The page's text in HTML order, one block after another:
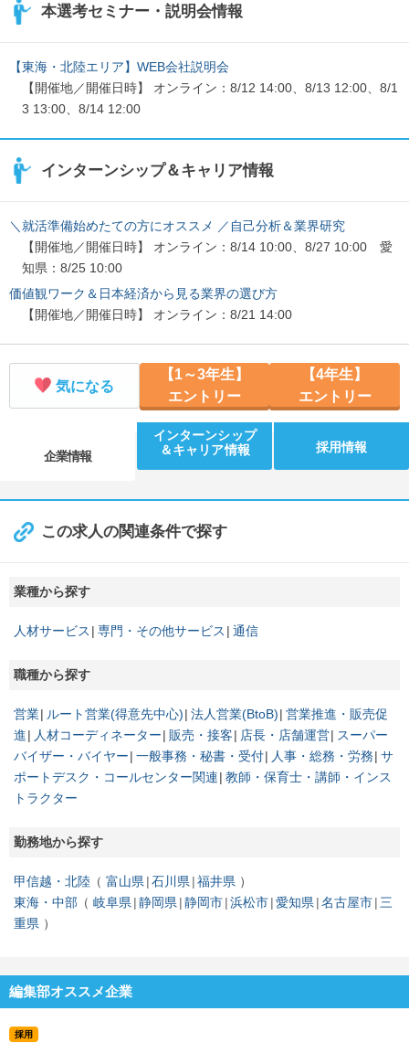
本選考セミナー・説明会情報
【東海・北陸エリア】WEB会社説明会
【開催地／開催日時】 オンライン：8/12 14:00、8/13 12:00、8/1
3 13:00、8/14 12:00
インターンシップ＆キャリア情報
＼就活準備始めたての方にオススメ ／自己分析＆業界研究
【開催地／開催日時】 オンライン：8/14 10:00、8/27 10:00 愛
知県：8/25 10:00
価値観ワーク＆日本経済から見る業界の選び方
【開催地／開催日時】 オンライン：8/21 14:00
気になる
【1～3年生】
エントリー
【4年生】
エントリー
企業情報
インターンシップ
＆キャリア情報
採用情報
この求人の関連条件で探す
業種から探す
人材サービス 専門・その他サービス 通信
職種から探す
営業 ルート営業(得意先中心) 法人営業(BtoB) 営業推進・販売促
進
人材コーディネーター 販売・接客 店長・店舗運営
スーパー
バイザー・バイヤー 一般事務・秘書・受付 人事・総務・労務 サ
ポートデスク・コールセンター関連 教師・保育士・講師・インス
トラクター
勤務地から探す
甲信越・北陸 富山県 石川県 福井県
東海・中部
岐阜県 静岡県 静岡市 浜松市 愛知県 名古屋市 三
重県
編集部オススメ企業
採用